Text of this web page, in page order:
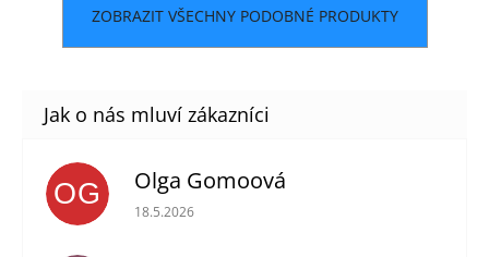
ZOBRAZIT VŠECHNY PODOBNÉ PRODUKTY
OG Olga Gomoová
Hodnocení obchodu je 5 z 5 hvězdiček.
18.5.2026